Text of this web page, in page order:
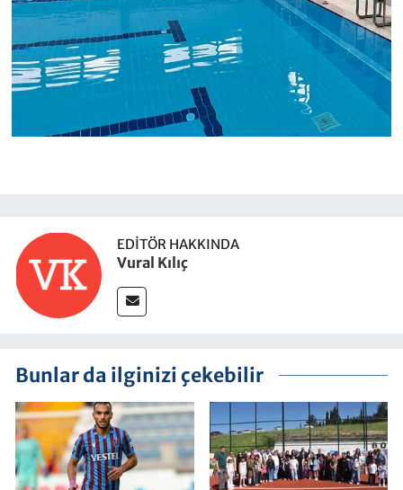
EDITÖR HAKKINDA
Vural Kılıç
Bunlar da ilginizi çekebilir